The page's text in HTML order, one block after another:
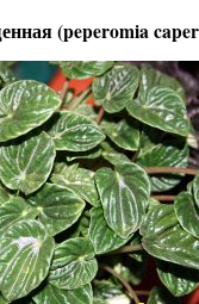
(peperomia